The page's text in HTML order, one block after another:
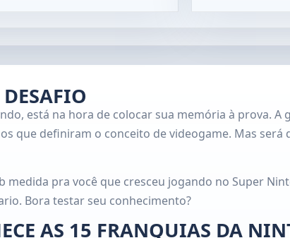
DESAFIO
está na hora de colocar sua memória à prova.
que definiram o conceito de videogame. Mas será
medida pra você que cresceu jogando no Super
Bora testar seu conhecimento?
AS 15 FRANQUIAS DA